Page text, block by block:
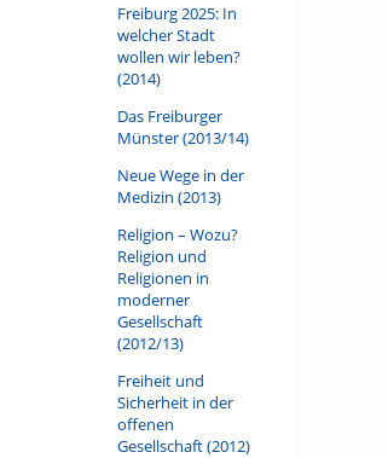
Freiburg 2025: In
welcher Stadt
wollen wir leben?
(2014)
Das Freiburger
Münster (2013/14)
Neue Wege in der
Medizin (2013)
Religion – Wozu?
Religion und
Religionen in
moderner
Gesellschaft
(2012/13)
Freiheit und
Sicherheit in der
offenen
Gesellschaft (2012)